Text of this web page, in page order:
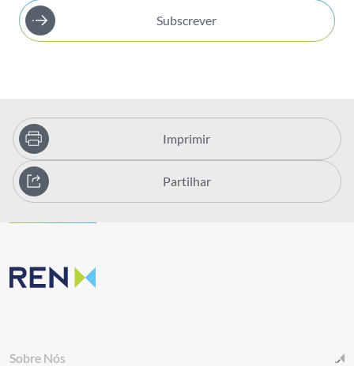
Subscrever
Imprimir
Partilhar
Sobre Nós